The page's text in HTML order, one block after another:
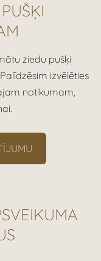
ziedu pušķi
izvēlēties
notikumam,